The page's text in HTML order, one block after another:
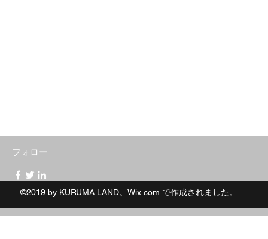
フォロー
©2019 by KURUMA LAND。Wix.com で作成されました。